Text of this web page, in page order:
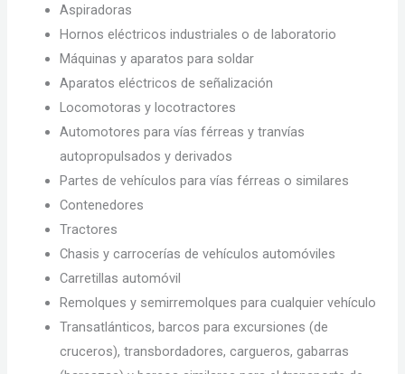
Aspiradoras
Hornos eléctricos industriales o de laboratorio
Máquinas y aparatos para soldar
Aparatos eléctricos de señalización
Locomotoras y locotractores
Automotores para vías férreas y tranvías
autopropulsados y derivados
Partes de vehículos para vías férreas o similares
Contenedores
Tractores
Chasis y carrocerías de vehículos automóviles
Carretillas automóvil
Remolques y semirremolques para cualquier vehículo
Transatlánticos, barcos para excursiones (de
cruceros), transbordadores, cargueros, gabarras